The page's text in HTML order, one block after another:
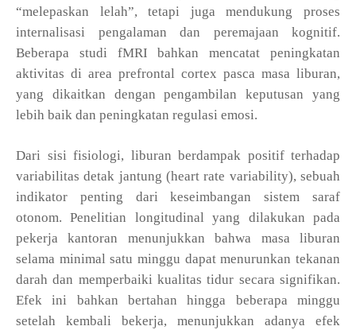
“melepaskan lelah”, tetapi juga mendukung proses
internalisasi pengalaman dan peremajaan kognitif.
Beberapa studi fMRI bahkan mencatat peningkatan
aktivitas di area prefrontal cortex pasca masa liburan,
yang dikaitkan dengan pengambilan keputusan yang
lebih baik dan peningkatan regulasi emosi.
Dari sisi fisiologi, liburan berdampak positif terhadap
variabilitas detak jantung (heart rate variability), sebuah
indikator penting dari keseimbangan sistem saraf
otonom. Penelitian longitudinal yang dilakukan pada
pekerja kantoran menunjukkan bahwa masa liburan
selama minimal satu minggu dapat menurunkan tekanan
darah dan memperbaiki kualitas tidur secara signifikan.
Efek ini bahkan bertahan hingga beberapa minggu
setelah kembali bekerja, menunjukkan adanya efek